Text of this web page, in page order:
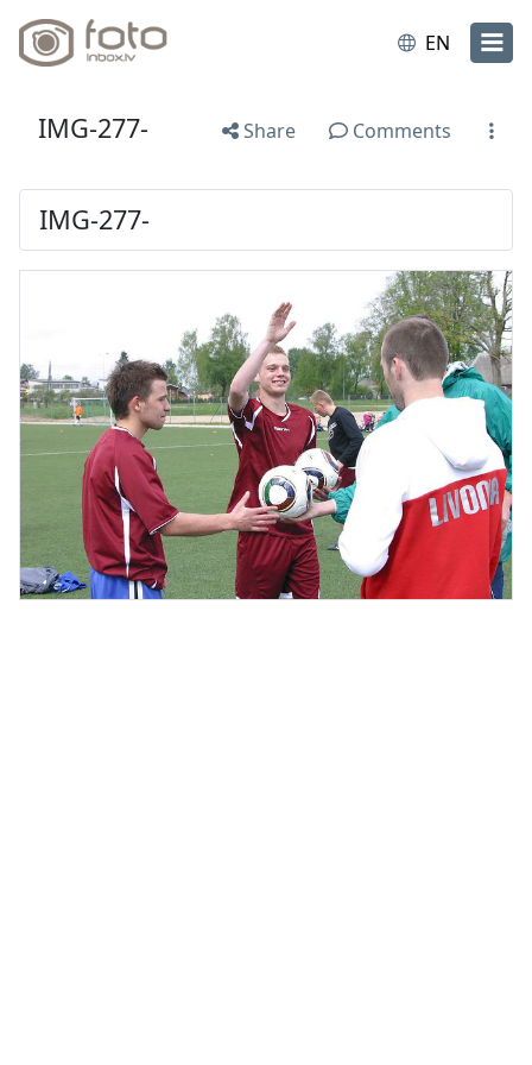
EN
IMG-277- Share Comments
IMG-277-